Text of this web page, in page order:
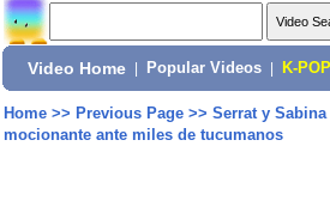
Video Home Popular Videos K-POP
Home>> Previous Page>> Serrat y
mocionante ante miles de tucumanos